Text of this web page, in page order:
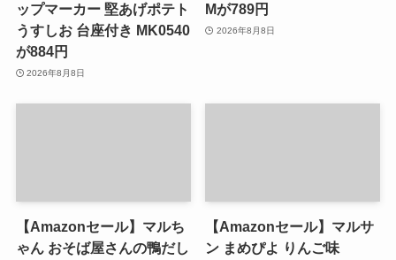
ップマーカー 堅あげポテト
うすしお 台座付き MK0540
が884円
2026年8月8日
Mが789円
2026年8月8日
【Amazonセール】マルち
ゃん おそば屋さんの鴨だし
【Amazonセール】マルサ
ン まめぴよ りんご味